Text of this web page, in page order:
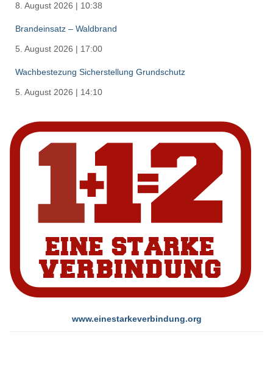
8. August 2026 | 10:38
Brandeinsatz – Waldbrand
5. August 2026 | 17:00
Wachbestezung Sicherstellung Grundschutz
5. August 2026 | 14:10
www.einestarkeverbindung.org